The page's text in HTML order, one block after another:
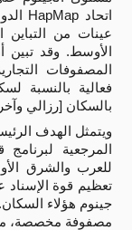
اتحاد HapMap
عينات من
الأوسط. وقد تبين
المصفوفات
فعالية بالنسبة
بالسكان [رزالي وآخرون،
ويتمثل الهدف
المرجعية
للعرب والشرق
تعظيم قوة الإسناد
جينوم هؤلاء
مصفوفة مخصصة، مع